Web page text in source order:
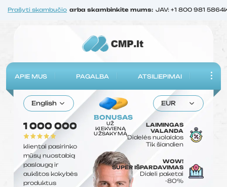
Prašyti skambučio arba skambinkite mums: JAV: +1 800 981 5864
APIE MUS PAGALBA ATSILIEPIMAI
BONUSAS
UŽ
KIEKVIENĄ
UŽSAKYMĄ
English EUR
1 000 000
klientai pasirinko
mūsų nuostabią
paslaugą ir
aukštos kokybės
produktus
LAIMINGAS
VALANDA
Didelės nuolaidos
Tik šiandien
WOW!
SUPER IŠPARDAVIMAS
Dideli paketai
-80%